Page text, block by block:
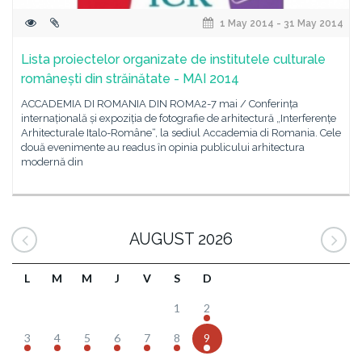
1 May 2014 - 31 May 2014
Lista proiectelor organizate de institutele culturale
românești din străinătate - MAI 2014
ACCADEMIA DI ROMANIA DIN ROMA2-7 mai / Conferința
internațională și expoziția de fotografie de arhitectură „Interferențe
Arhitecturale Italo-Române“, la sediul Accademia di Romania. Cele
două evenimente au readus ȋn opinia publicului arhitectura
modernă din
AUGUST 2026
L M M J V S D
1 2
3 4 5 6 7 8 9